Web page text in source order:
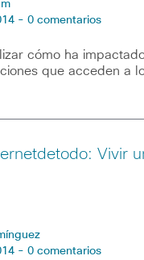
- 0 comentarios
cómo ha
que acceden a
Vivir
- 0 comentarios